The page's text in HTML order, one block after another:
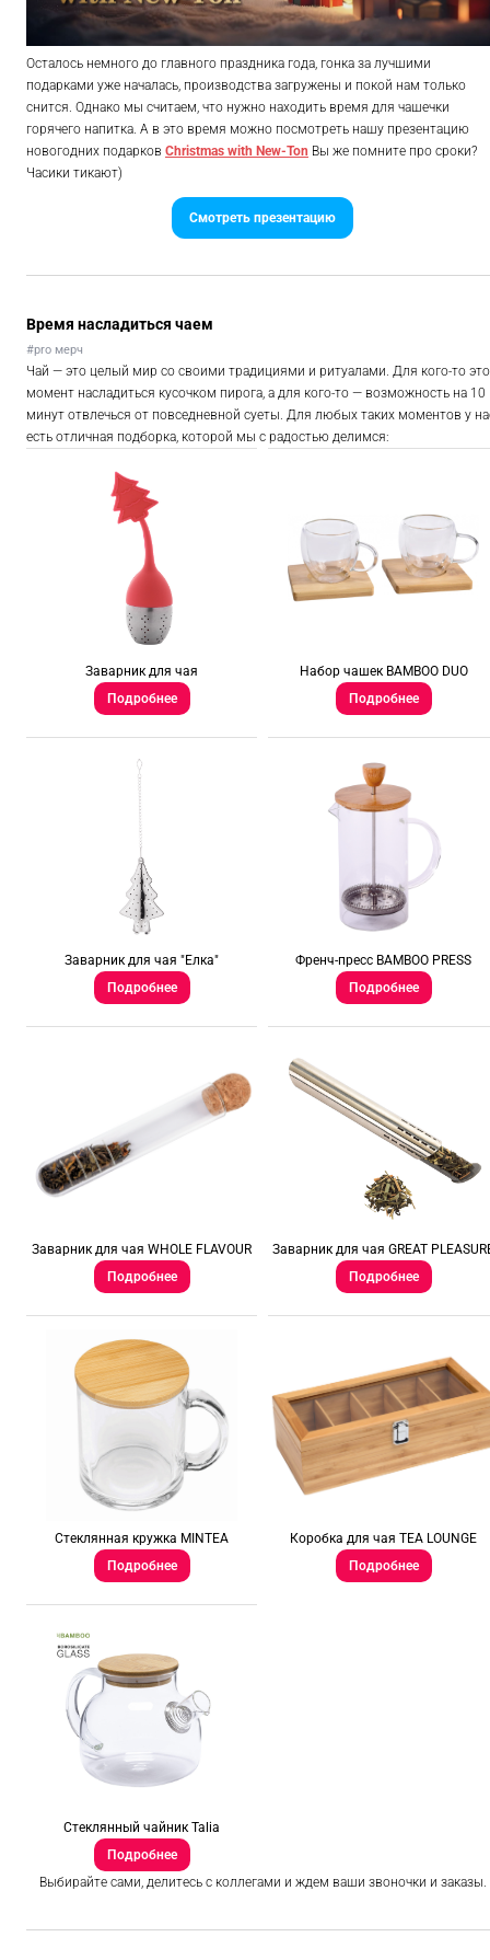
Осталось немного до главного праздника года, гонка за лучшими
подарками уже началась, производства загружены и покой нам только
снится. Однако мы считаем, что нужно находить время для чашечки
горячего напитка. А в это время можно посмотреть нашу презентацию
новогодних подарков Christmas with New-Ton Вы же помните про сроки?
Часики тикают)
Смотреть презентацию
Время насладиться чаем
#pro мерч
Чай — это целый мир со своими традициями и ритуалами. Для кого-то это
момент насладиться кусочком пирога, а для кого-то — возможность на 10
минут отвлечься от повседневной суеты. Для любых таких моментов у
есть отличная подборка, которой мы с радостью делимся:
Заварник для чая
Подробнее
Набор чашек BAMBOO DUO
Подробнее
Заварник для чая "Елка"
Подробнее
Френч-пресс BAMBOO PRESS
Подробнее
Заварник для чая WHOLE FLAVOUR
Подробнее
Заварник для чая GREAT
Подробнее
Стеклянная кружка MINTEA
Подробнее
Коробка для чая TEA LOUNGE
Подробнее
Стеклянный чайник Talia
Подробнее
Выбирайте сами, делитесь с коллегами и ждем ваши звоночки и заказы.